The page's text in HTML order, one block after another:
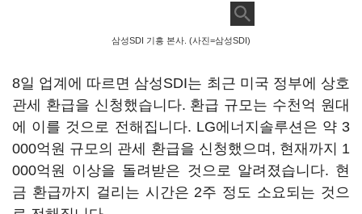
삼성SDI 기흥 본사. (사진=삼성SDI)
8일 업계에 따르면 삼성SDI는 최근 미국 정부에 상호
관세 환급을 신청했습니다. 환급 규모는 수천억 원대
에 이를 것으로 전해집니다. LG에너지솔루션은 약 3
000억원 규모의 관세 환급을 신청했으며, 현재까지 1
000억원 이상을 돌려받은 것으로 알려졌습니다. 현
금 환급까지 걸리는 시간은 2주 정도 소요되는 것으